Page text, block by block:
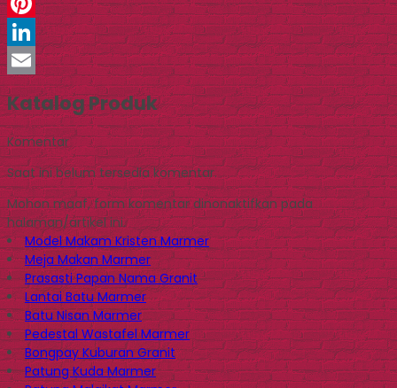
Pinterest
LinkedIn
Email
Katalog Produk
Komentar
Saat ini belum tersedia komentar.
Mohon maaf, form komentar dinonaktifkan pada
halaman/artikel ini.
Model Makam Kristen Marmer
Meja Makan Marmer
Prasasti Papan Nama Granit
Lantai Batu Marmer
Batu Nisan Marmer
Pedestal Wastafel Marmer
Bongpay Kuburan Granit
Patung Kuda Marmer